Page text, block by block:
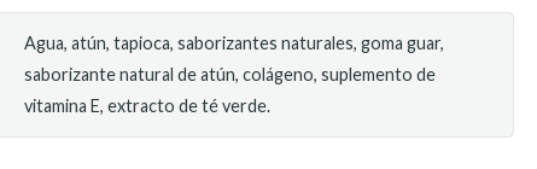
Agua, atún, tapioca, saborizantes naturales, goma guar,
saborizante natural de atún, colágeno, suplemento de
vitamina E, extracto de té verde.